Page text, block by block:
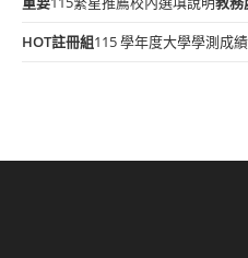
HOT註冊組115 學年度大學學測成